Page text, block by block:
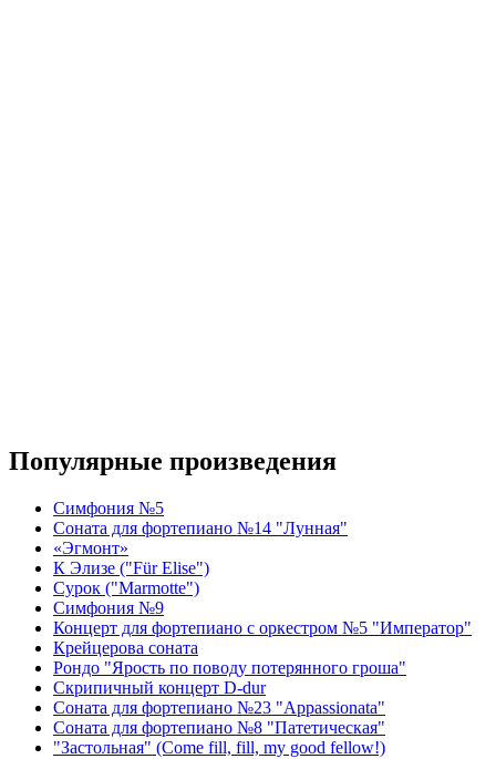
Популярные произведения
Симфония №5
Соната для фортепиано №14 "Лунная"
«Эгмонт»
К Элизе ("Für Elise")
Сурок ("Marmotte")
Симфония №9
Концерт для фортепиано с оркестром №5 "Император"
Крейцерова соната
Рондо "Ярость по поводу потерянного гроша"
Скрипичный концерт D-dur
Соната для фортепиано №23 "Appassionata"
Соната для фортепиано №8 "Патетическая"
"Застольная" (Come fill, fill, my good fellow!)